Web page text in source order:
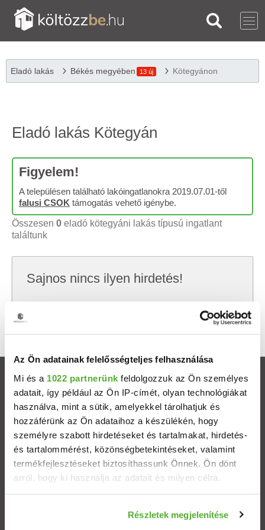
Az Ön adatainak felelősségteljes felhasználása
Mi és a 1022 partnerünk feldolgozzuk az Ön személyes
adatait, így például az Ön IP-címét, olyan technológiákat
használva, mint a sütik, amelyekkel tárolhatjuk és
hozzáférünk az Ön adataihoz a készülékén, hogy
személyre szabott hirdetéseket és tartalmakat, hirdetés-
és tartalommérést, közönségbetekintéseket, valamint
termékfejlesztéseket biztosíthassunk Önnek. Ön dönt
arról, hogy ki használja az adatait és milyen célra.
Információgyűjtés az Ön földrajzi elhelyezkedéséről
Részletek megjelenítése
Eladó lakás Békés megyében 13 új Kötegyánon
Eladó lakás Kötegyán
Figyelem!
A településen található lakóingatlanokra 2019.07.01-től
falusi CSOK támogatás vehető igénybe.
Összesen 0 eladó kötegyáni lakás típusú ingatlant
találtunk
Sajnos nincs ilyen hirdetés!
keresni, hátha akkor megtalálod, amit keresel.
Ingatlanok
Eladó házak
Eladó lakások
Települések